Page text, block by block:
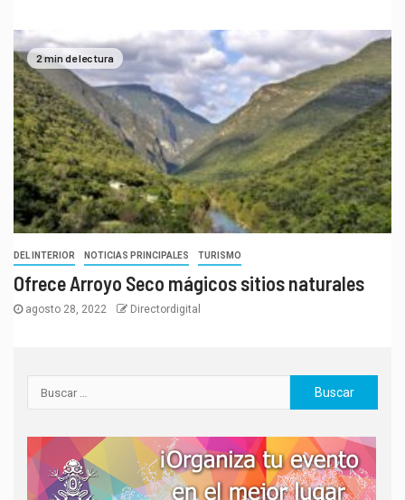
2 min de lectura
DEL INTERIOR NOTICIAS PRINCIPALES TURISMO
Ofrece Arroyo Seco mágicos sitios naturales
agosto 28, 2022 Directordigital